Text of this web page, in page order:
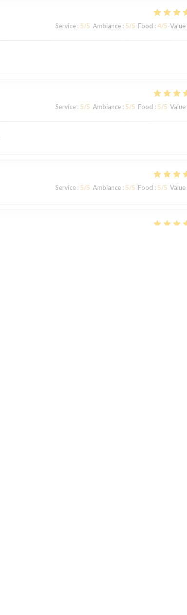
Service : 5/5 Ambiance : 5/5 Food : 4/5 Value
Service : 5/5 Ambiance : 5/5 Food : 5/5 Value
Service : 5/5 Ambiance : 5/5 Food : 5/5 Value